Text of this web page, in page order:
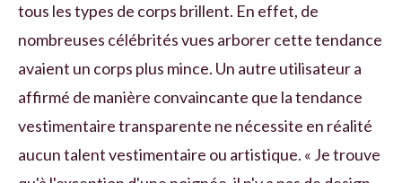
tous les types de corps brillent. En effet, de
nombreuses célébrités vues arborer cette tendance
avaient un corps plus mince. Un autre utilisateur a
affirmé de manière convaincante que la tendance
vestimentaire transparente ne nécessite en réalité
aucun talent vestimentaire ou artistique. « Je trouve